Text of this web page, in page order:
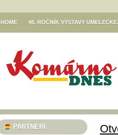
HOME 48. ROČNÍK VÝSTAVY
HOR SA DO RÍŠE ROZPRÁVOK
KNIŽNICA JÓZSEFA SZINNYEIHO V
MESTSKÉ KULTÚRNE STREDISKO V
SZINNYEI SZALON KÚTFESZT / 13.
PARTNERI